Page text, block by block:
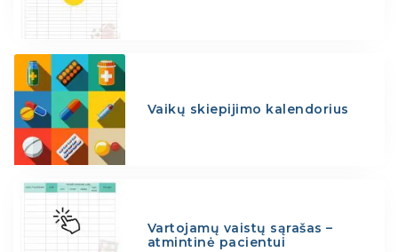
Vaikų skiepijimo kalendorius
Vartojamų vaistų sąrašas –
atmintinė pacientui